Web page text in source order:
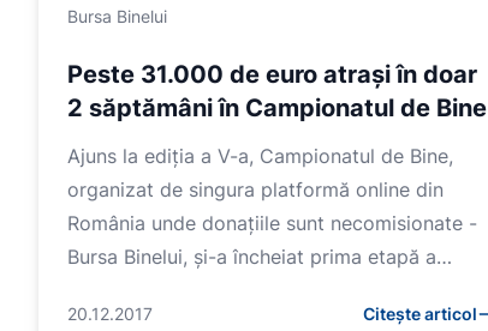
Bursa Binelui
Peste 31.000 de euro atrași în doar
2 săptămâni în Campionatul de Bine
Ajuns la ediția a V-a, Campionatul de Bine,
organizat de singura platformă online din
România unde donațiile sunt necomisionate -
Bursa Binelui, și-a încheiat prima etapă a
20.12.2017 Citește articol